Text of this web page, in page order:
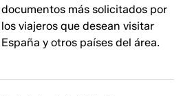
documentos más solicitados por
los viajeros que desean visitar
España y otros países del área.